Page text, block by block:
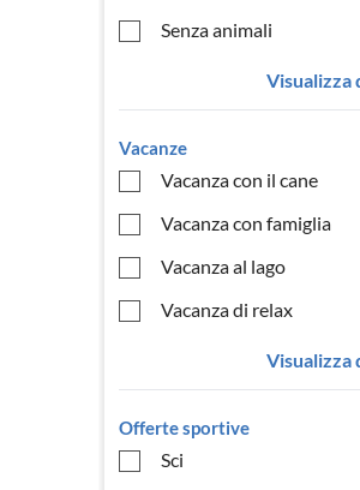
Senza animali
Visualizza
Vacanze
Vacanza con il cane
Vacanza con famiglia
Vacanza al lago
Vacanza di relax
Visualizza
Offerte sportive
Sci